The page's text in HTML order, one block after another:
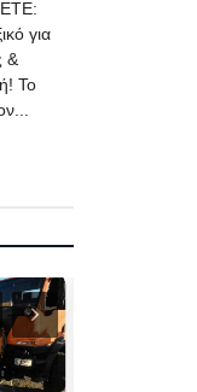
για
&
Το